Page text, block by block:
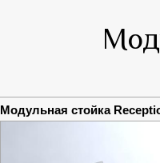
Модульная стойка